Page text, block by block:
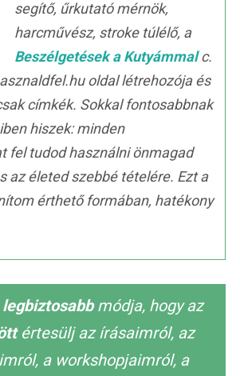
segítő, űrkutató mérnök,
harcművész, stroke túlélő, a
Beszélgetések a Kutyámmalc.
oldal létrehozója és
címkék. Sokkal fontosabbnak
hiszek: minden
fel tudod használni önmagad
az életed szebbé tételére. Ezt a
érthető formában, hatékony
módja, hogy az
értesülj az írásaimról, az
a workshopjaimról, a